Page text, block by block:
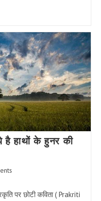
है हाथों के हुनर की
पर छोटी कविता ( Prakriti